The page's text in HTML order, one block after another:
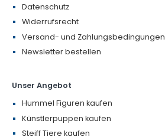
Datenschutz
Widerrufsrecht
Versand- und Zahlungsbedingungen
Newsletter bestellen
Unser Angebot
Hummel Figuren kaufen
Künstlerpuppen kaufen
Steiff Tiere kaufen